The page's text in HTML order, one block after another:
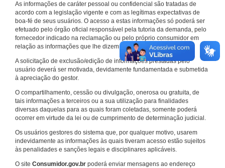
As informações de caráter pessoal ou confidencial são tratadas de
acordo com a legislação vigente e com as legítimas expectativas de
boa-fé de seus usuários. O acesso a estas informações só poderá ser
efetuado pelo órgão oficial responsável pela tutoria da demanda, pelo
fornecedor indicado na reclamação ou pelo próprio consumidor em
relação as informações que lhe dizem respeito.
A solicitação de exclusão/edição de informações prestadas pelo
usuário deverá ser motivada, devidamente fundamentada e submetida
à apreciação do gestor.
O compartilhamento, cessão ou divulgação, onerosa ou gratuita, de
tais informações a terceiros ou a sua utilização para finalidades
diversas daquelas para as quais foram coletadas, somente poderá
ocorrer em virtude da lei ou de cumprimento de determinação judicial.
Os usuários gestores do sistema que, por qualquer motivo, usarem
indevidamente as informações às quais tiveram acesso estão sujeitos
às penalidades e sanções legais e disciplinares aplicáveis.
O site Consumidor.gov.br poderá enviar mensagens ao endereço